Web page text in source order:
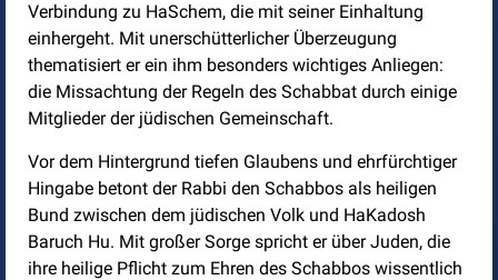
Verbindung zu HaSchem, die mit seiner Einhaltung
einhergeht. Mit unerschütterlicher Überzeugung
thematisiert er ein ihm besonders wichtiges Anliegen:
die Missachtung der Regeln des Schabbat durch einige
Mitglieder der jüdischen Gemeinschaft.
Vor dem Hintergrund tiefen Glaubens und ehrfürchtiger
Hingabe betont der Rabbi den Schabbos als heiligen
Bund zwischen dem jüdischen Volk und HaKadosh
Baruch Hu. Mit großer Sorge spricht er über Juden, die
ihre heilige Pflicht zum Ehren des Schabbos wissentlich